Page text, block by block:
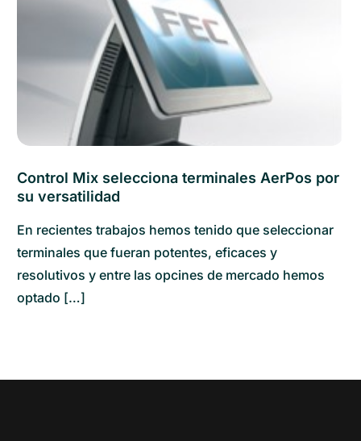
Control Mix selecciona terminales AerPos por
su versatilidad
En recientes trabajos hemos tenido que seleccionar
terminales que fueran potentes, eficaces y
resolutivos y entre las opcines de mercado hemos
optado […]